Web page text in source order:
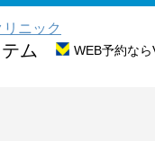
ニック
ム WEB予約なら